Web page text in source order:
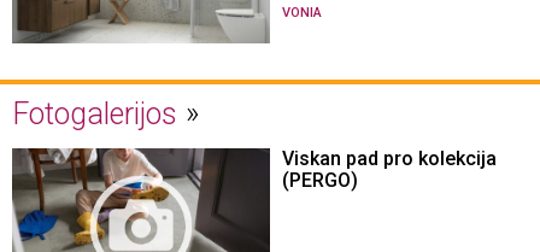
VONIA
Fotogalerijos
Viskan pad pro kolekcija
(PERGO)